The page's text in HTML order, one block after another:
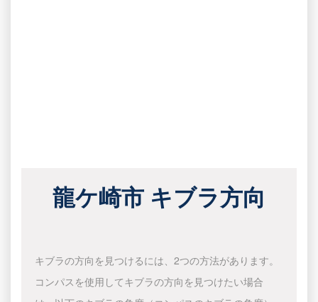
龍ケ崎市 キブラ方向
キブラの方向を見つけるには、2つの方法があります。
コンパスを使用してキブラの方向を見つけたい場合